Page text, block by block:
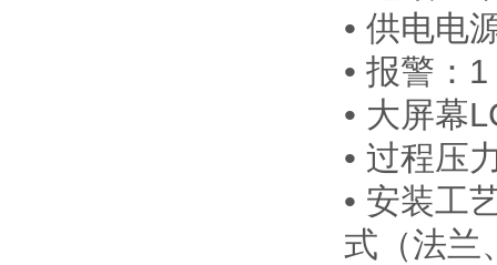
• 供电电
• 报警：
• 大屏幕
• 过程压
• 安装工
式（法兰